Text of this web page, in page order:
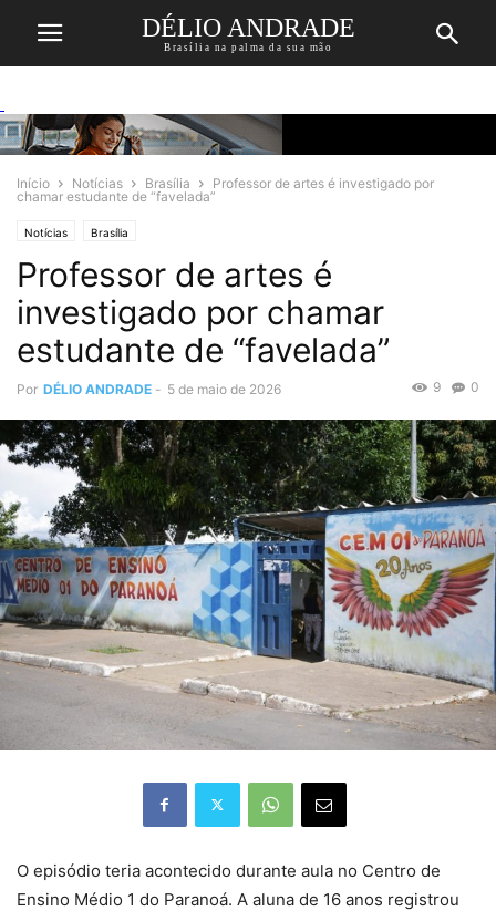
DÉLIO ANDRADE
Brasília na palma da sua mão
Início Notícias Brasília
Professor de artes é investigado por
chamar estudante de “favelada”
Notícias Brasília
Professor de artes é
investigado por chamar
estudante de “favelada”
Por DÉLIO ANDRADE - 5 de maio de 2026 0
9
O episódio teria acontecido durante aula no Centro de
Ensino Médio 1 do Paranoá. A aluna de 16 anos registrou